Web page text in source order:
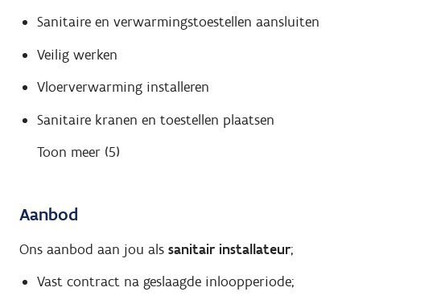
Sanitaire en verwarmingstoestellen aansluiten
Veilig werken
Vloerverwarming installeren
Sanitaire kranen en toestellen plaatsen
Toon meer (5)
Aanbod
Ons aanbod aan jou als sanitair installateur;
Vast contract na geslaagde inloopperiode;